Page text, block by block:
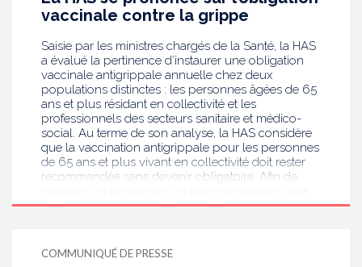
réduire les risques de transmission au futur bébé.
vaccinale contre la grippe
Saisie par les ministres chargés de la Santé, la HAS
a évalué la pertinence d’instaurer une obligation
vaccinale antigrippale annuelle chez deux
populations distinctes : les personnes âgées de 65
ans et plus résidant en collectivité et les
professionnels des secteurs sanitaire et médico-
social. Au terme de son analyse, la HAS considère
que la vaccination antigrippale pour les personnes
de 65 ans et plus vivant en collectivité doit rester
recommandée sans devenir obligatoire. Afin de
recommande en revanche la mise en place d’une
pour les autres professionnels travaillant dans les
établissements de santé ou dans les
COMMUNIQUÉ DE PRESSE